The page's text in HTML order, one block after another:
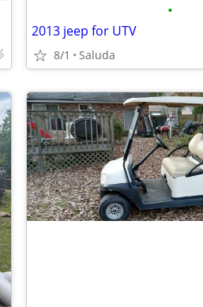
•
2013 jeep for UTV
8/1 Saluda